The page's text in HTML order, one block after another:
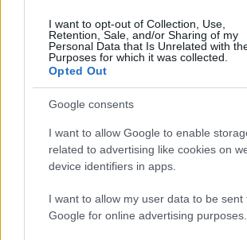
I want to opt-out of Collection, Use,
Retention, Sale, and/or Sharing of my
Personal Data that Is Unrelated with
Purposes for which it was collected.
Opted Out
Google consents
I want to allow Google to enable
related to advertising like cookies on
device identifiers in apps.
I want to allow my user data to be sent
Google for online advertising purposes.
profi! Elképesztő milyen szempontok
gondolnék rá....
Fel-mary
17 éve
Na igen. Ezért válogatunk mi már
babakocsi elfogyasztása után :-)